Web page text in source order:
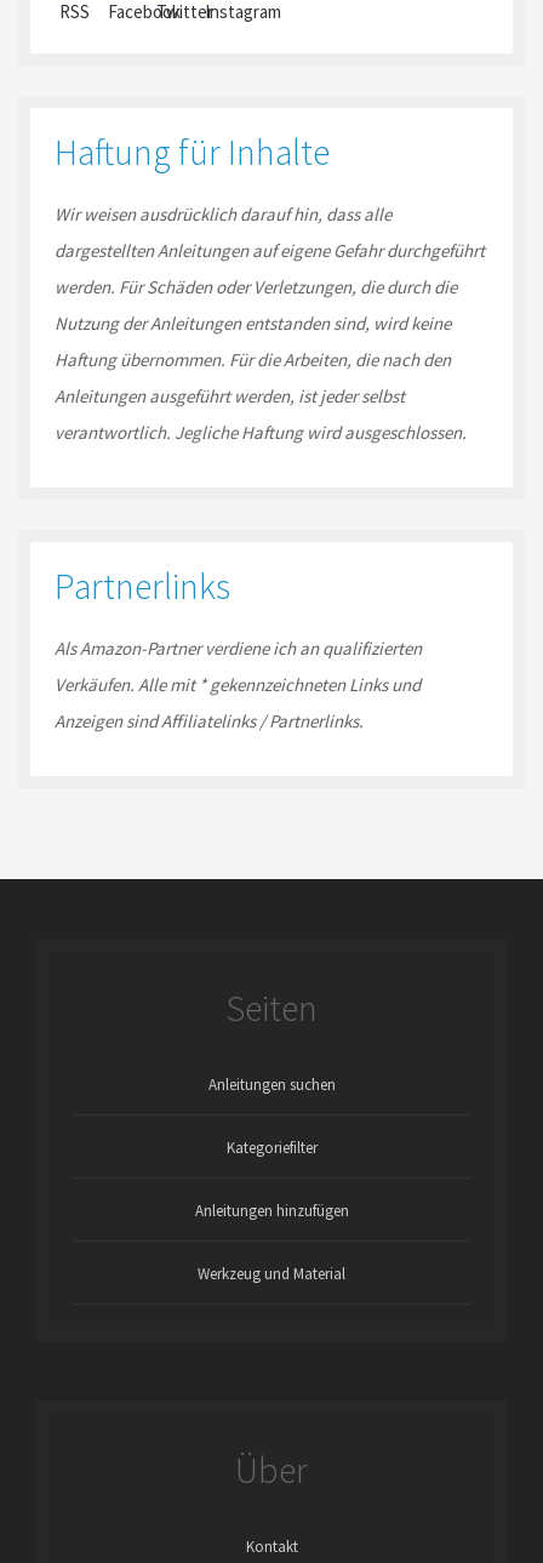
Haftung für Inhalte
Wir weisen ausdrücklich darauf hin, dass alle
dargestellten Anleitungen auf eigene Gefahr durchgeführt
werden. Für Schäden oder Verletzungen, die durch die
Nutzung der Anleitungen entstanden sind, wird keine
Haftung übernommen. Für die Arbeiten, die nach den
Anleitungen ausgeführt werden, ist jeder selbst
verantwortlich. Jegliche Haftung wird ausgeschlossen.
Partnerlinks
Als Amazon-Partnerverdiene ich an qualifizierten
Verkäufen. Alle mit * gekennzeichneten Links und
Anzeigen sind Affiliatelinks / Partnerlinks.
Seiten
Anleitungen suchen
Kategoriefilter
Anleitungen hinzufügen
Werkzeug und Material
Über
Kontakt